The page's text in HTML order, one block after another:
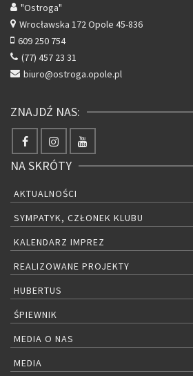
"Ostroga"
Wrocławska 172Opole 45-836
609 250 754
(77) 457 23 31
biuro@ostroga.opole.pl
ZNAJDŹ NAS:
NA SKRÓTY
AKTUALNOŚCI
SYMPATYK, CZŁONEK KLUBU
KALENDARZ IMPREZ
REALIZOWANE PROJEKTY
HUBERTUS
ŚPIEWNIK
MEDIA O NAS
MEDIA